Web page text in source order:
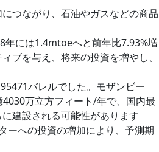
つながり、石油やガスなどの商品
年には1.4mtoeへと前年比7.93%増
ブを与え、将来の投資を増やし、
バレルでした。モザンビー
万立方フィート/年で、国内最
建設される可能性があります
ーへの投資の増加により、予測期